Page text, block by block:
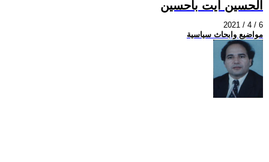
الحسين أيت باحسين
2021 / 4 / 6
مواضيع وابحاث سياسية